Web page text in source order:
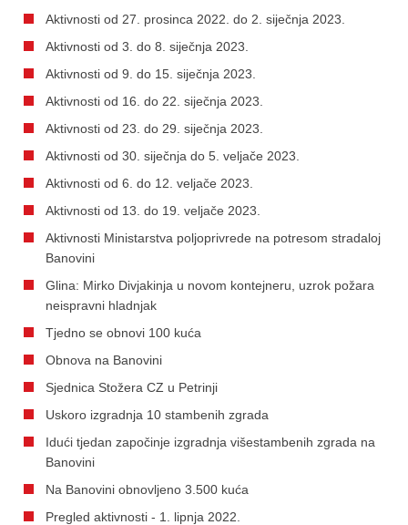
Aktivnosti od 27. prosinca 2022. do 2. siječnja 2023.
Aktivnosti od 3. do 8. siječnja 2023.
Aktivnosti od 9. do 15. siječnja 2023.
Aktivnosti od 16. do 22. siječnja 2023.
Aktivnosti od 23. do 29. siječnja 2023.
Aktivnosti od 30. siječnja do 5. veljače 2023.
Aktivnosti od 6. do 12. veljače 2023.
Aktivnosti od 13. do 19. veljače 2023.
Aktivnosti Ministarstva poljoprivrede na potresom stradaloj
Banovini
Glina: Mirko Divjakinja u novom kontejneru, uzrok požara
neispravni hladnjak
Tjedno se obnovi 100 kuća
Obnova na Banovini
Sjednica Stožera CZ u Petrinji
Uskoro izgradnja 10 stambenih zgrada
Idući tjedan započinje izgradnja višestambenih zgrada na
Banovini
Na Banovini obnovljeno 3.500 kuća
Pregled aktivnosti - 1. lipnja 2022.